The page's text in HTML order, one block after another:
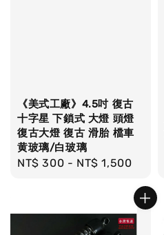
《美式工廠》4.5吋 復古
十字星 下鎖式 大燈 頭燈
復古大燈 復古 滑胎 檔車
黄玻璃/白玻璃
Regular
NT$ 300 - NT$ 1,500